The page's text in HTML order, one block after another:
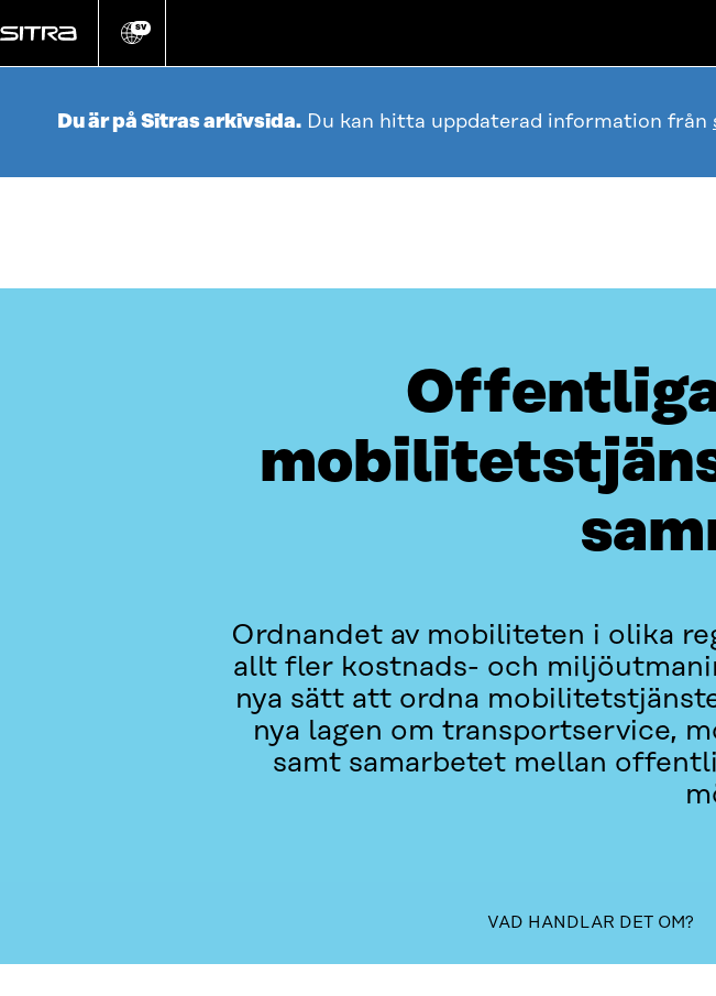
direkt
Ändra
språk
SV
Du är på Sitras arkivsida. Du kan hitta uppdaterad information från
Ordnandet av mobiliteten i olika
allt fler kostnads- och
nya sätt att ordna
nya lagen om transportservice,
samt samarbetet mellan
VAD HANDLAR DET OM?